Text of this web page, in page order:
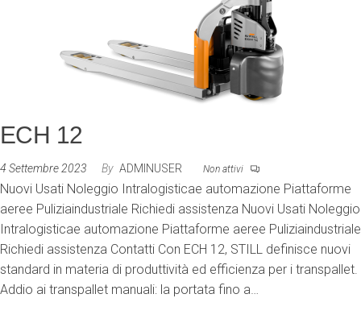
ECH 12
4 Settembre 2023 By ADMINUSER Non attivi
Nuovi Usati Noleggio Intralogisticae automazione Piattaforme
aeree Puliziaindustriale Richiedi assistenza Nuovi Usati Noleggio
Intralogisticae automazione Piattaforme aeree Puliziaindustriale
Richiedi assistenza Contatti Con ECH 12, STILL definisce nuovi
standard in materia di produttività ed efficienza per i transpallet.
Addio ai transpallet manuali: la portata fino a…